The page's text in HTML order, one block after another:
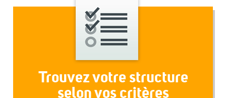
Trouvez votre structure
selon vos critères